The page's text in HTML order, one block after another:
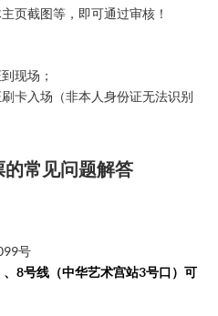
页截图等，即可通过审核！
现场；
卡入场（非本人身份证无法识别
常见问题解答
号
8号线（中华艺术宫站3号口） 可